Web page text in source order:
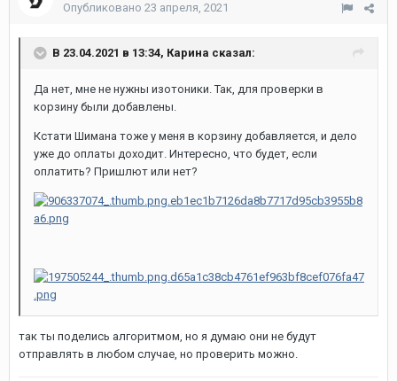
Опубликовано 23 апреля, 2021
В 23.04.2021 в 13:34, Карина сказал:
Да нет, мне не нужны изотоники. Так, для проверки в
корзину были добавлены.
Кстати Шимана тоже у меня в корзину добавляется, и дело
уже до оплаты доходит. Интересно, что будет, если
оплатить? Пришлют или нет?
так ты поделись алгоритмом, но я думаю они не будут
отправлять в любом случае, но проверить можно.